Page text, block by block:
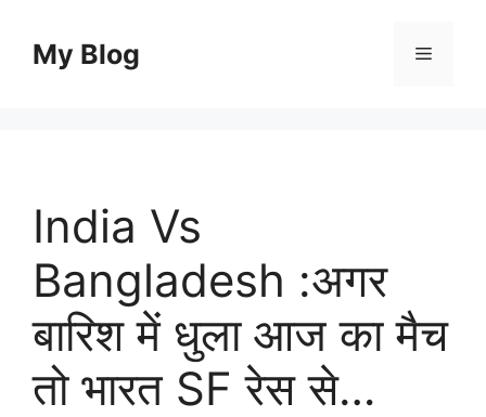
contentMy Blog Menu
India Vs
Bangladesh :अगर
बारिश में धुला आज का मैच
तो भारत SF रेस से…